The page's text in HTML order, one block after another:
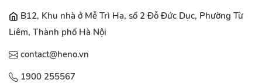
B12, Khu nhà ở Mễ Trì Hạ, số 2 Đỗ Đức Dục, Phường Từ
Liêm, Thành phố Hà Nội
contact@heno.vn
1900 255567